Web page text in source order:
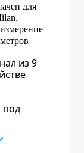
для
из 9
под